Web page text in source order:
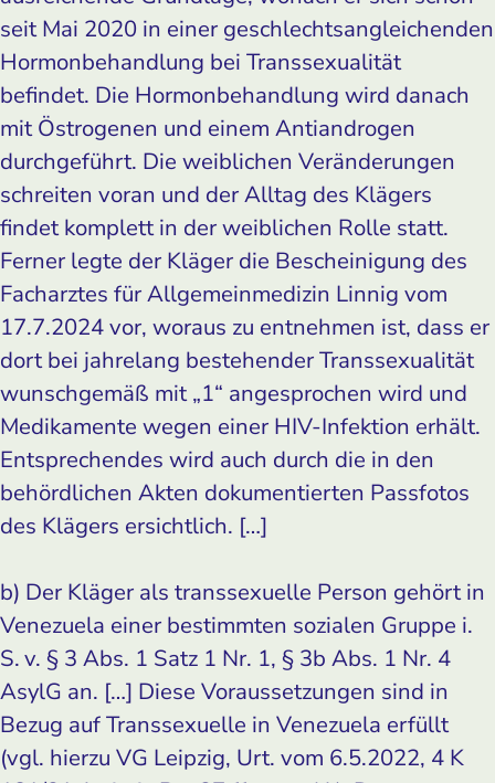
seit Mai 2020 in einer geschlechtsangleichenden
Hormonbehandlung bei Transsexualität
befindet. Die Hormonbehandlung wird danach
mit Östrogenen und einem Antiandrogen
durchgeführt. Die weiblichen Veränderungen
schreiten voran und der Alltag des Klägers
findet komplett in der weiblichen Rolle statt.
Ferner legte der Kläger die Bescheinigung des
Facharztes für Allgemeinmedizin Linnig vom
17.7.2024 vor, woraus zu entnehmen ist, dass er
dort bei jahrelang bestehender Transsexualität
wunschgemäß mit „1“ angesprochen wird und
Medikamente wegen einer HIV-Infektion erhält.
Entsprechendes wird auch durch die in den
behördlichen Akten dokumentierten Passfotos
des Klägers ersichtlich. […]
b) Der Kläger als transsexuelle Person gehört in
Venezuela einer bestimmten sozialen Gruppe i.
S. v. § 3 Abs. 1 Satz 1 Nr. 1, § 3b Abs. 1 Nr. 4
AsylG an. […] Diese Voraussetzungen sind in
Bezug auf Transsexuelle in Venezuela erfüllt
(vgl. hierzu VG Leipzig, Urt. vom 6.5.2022, 4 K